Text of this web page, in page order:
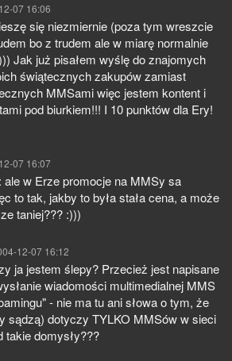
07 16:06
się niezmiernie (poza tym wreszcie
bo z trudem ale w miarę normalnie
Jak już pisałem wyślę do znajomych
świątecznych zakupów zamiast
MMSami więc jestem kontent i
pod biurkiem!!! I 10 punktów dla Ery!
07 16:07
ale w Erze promocje na MMSy sa
to tak, jakby to była stała cena, a może
taniej??? :)))
12-07 16:12
ja jestem ślepy? Przecież jest napisane
wiadomości multimedialnej MMS
- nie ma tu ani słowa o tym, że
sądzą) dotyczy TYLKO MMSów w sieci
takie domysły???